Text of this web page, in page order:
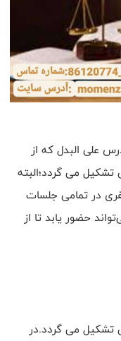
علی البدل که از
می گردد؛البته
حضور یابد تا از
تشکیل می گردد.در